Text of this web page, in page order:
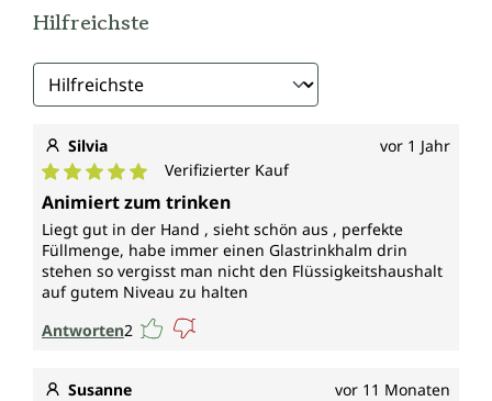
Hilfreichste
Silvia vor 1 Jahr
Durchschnittliche Bewertung von 5 von 5 Sternen
Verifizierter Kauf
Animiert zum trinken
Liegt gut in der Hand , sieht schön aus , perfekte
Füllmenge, habe immer einen Glastrinkhalm drin
stehen so vergisst man nicht den Flüssigkeitshaushalt
auf gutem Niveau zu halten
Antworten2
Susanne vor 11 Monaten